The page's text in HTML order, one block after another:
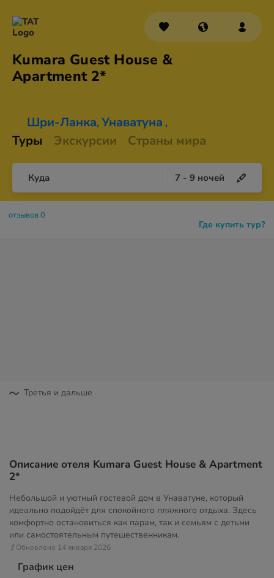
Kumara Guest House &
Apartment 2*
Шри-Ланка, Унаватуна ,
Туры Экскурсии Страны мира
Куда 7 - 9 ночей
Где купить тур?
отзывов 0
Третья и дальше
Описание отеля Kumara Guest House & Apartment
2*
Небольшой и уютный гостевой дом в Унаватуне, который
идеально подойдёт для спокойного пляжного отдыха. Здесь
комфортно остановиться как парам, так и семьям с детьми
или самостоятельным путешественникам.
// Обновлено 14 января 2026
График цен